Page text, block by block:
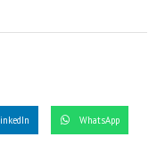
WhatsApp